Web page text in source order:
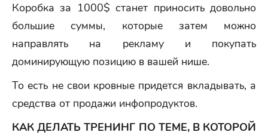
Коробка за 1000$ станет приносить довольно
большие суммы, которые затем можно
направлять на рекламу и покупать
доминирующую позицию в вашей нише.
То есть не свои кровные придется вкладывать, а
средства от продажи инфопродуктов.
КАК ДЕЛАТЬ ТРЕНИНГ ПО ТЕМЕ, В КОТОРОЙ